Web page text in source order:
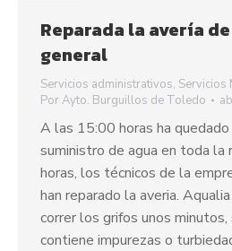
Reparada la avería
general
Servicios administrativos, Servicios
PorAyto. Burguillos de Toledo
A las 15:00 horas ha
suministro de agua en toda la
horas, los técnicos de la
han reparado la averia.
correr los grifos unos minutos,
contiene impurezas o